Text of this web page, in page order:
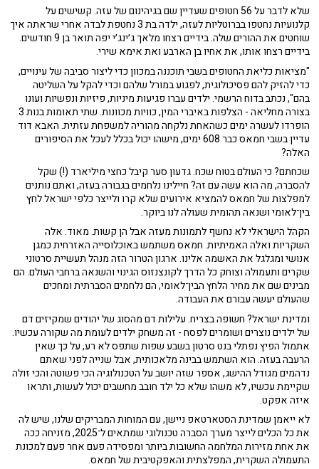
‏שלא לדבר על 56 חטופים שעדיין שם בגיהינום של עזה. קשישים על
קלנועיות נחטפו בברוטליות לעזה, ילדה בת 3 נחטפת לבדה אחרי שראתה איך
שוחטים את ההורים שלה. בידיים רצחו מלאך ג׳ינג׳י יפה תואר בן 9 חודשים.
בידיים רצחו אותו, את אחיו בן הארבע ואת אימא שירי.
"מציאות כליאת החטופים בשבי תוכננה במכוון כדי ליצור סביבה של עינויים,
כדי להזיק להם פסיכולוגית, לפגוע במורל שלהם וכדי להקל על השליטה
בהם", נכתב בדוח הרשמי. ילדים עברו פגיעות מיניות, פיזיות ונפשיות ועונו
בצורה מחליאה - הצלפות באיברי המין, כוויות מכוונות. שתי תאומות בנות 3
הופרדו לעשרה ימים כשהאחת נלקחה מהוריה למשפחת עזתית. האבא דוד
עדיין בשבי חמאס כבר 608 ימים, מישהו יכול בכלל לעכל את הסיפורים
האלה?
שכחתם? כי העולם בטוח שכח. גדעון סער קיבל כחצי מיליארד (!) שקל
להסברה, מה הוא עשה עם זה? חיילינו נלחמים בגבורה בעזה, ואתם נותנים
למפלצות של חמאס להמציא אירועים שלא קרו ולייצר כלפי ישראל לחץ
בין־לאומי ושנאה תהומית שעולה לנו ביוקר.
הקהל הישראלי לא נחשף לתמונות מעזה אבל הן קשות. מאוד. אלה
השקריות ואלה האמיתיות. חמאס משתמש באוכלוסייה האזרחית כמגן
אנושי ומגלגל את האשמה אלינו. ארגון הטרור הזה מנהל תעשיית סרטוני
שקרים ותעמולה וצוחק כל הדרך לקונצנזוס הגינוי והשנאה ברחבי העולם. הם
מבינים שם את מחיר הלחץ הבין־לאומי, הם נלחמים הסברתית ומחכים
שהעולם יעשה עבורם את העבודה.
ומדינת ישראל? חשופה בצריח. עלילות דם מהסוג של יהודים שמקיזים דם
של ילדים נוצרים ושומרים לפסח - זה משחק ילדים לעומת מה שקורה עכשיו.
אתמול הפיץ נפתלי בנט סרטון בשבע שפות שתפס לא רע, על כך שאין
הרעבה בעזה. הוא השתמש בבינה מלאכותית, אבל שנייה לפני שאתם
נדהמים מגודל ההישג, אספר שזה יושב על הטכנולוגיה הכי פשוטה והכי זולה
שקיימת עכשיו, לא משהו שלא כל ילד חובב מחשבים יכול לעשות, ותראו
איזה אפקט.
לא ייאמן שמדינת הסטארטאפ ניישן, עם המוחות המבריקים שלנו, שיש לה
את כל הכלים לייצר מערך הסברה טכנולוגי שמתאים ל־2025, מזניחה ככה
את אחת מזירות המלחמה החשובות ביותר ומפסידה פעם אחר פעם למכונת
התעמולה השקרית, המפלצתית והאפקטיבית של חמאס.